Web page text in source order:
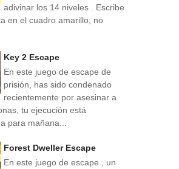
adivinar los 14 niveles . Escribe
en el cuadro amarillo, no
Key 2 Escape
En este juego de escape de
prisión, has sido condenado
recientemente por asesinar a
tu ejecución está
para mañana...
Forest Dweller Escape
En este juego de escape , un